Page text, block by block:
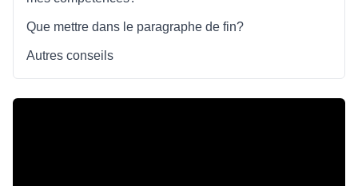
Que mettre dans le paragraphe de fin?
Autres conseils